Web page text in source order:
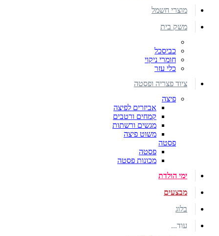
מוצרי חשמל
משק בית
כביסכל
חומרי ניקוי
כלי עזר
ציוד פצריה ופסטה
פיצה
אביזרים לפיצה
קמחים ורטבים
מגשים ורשתות
משוט פיצה
פסטה
פסטה
מכונות פסטה
ימי הולדת
מבצעים
בלוג
עוד...